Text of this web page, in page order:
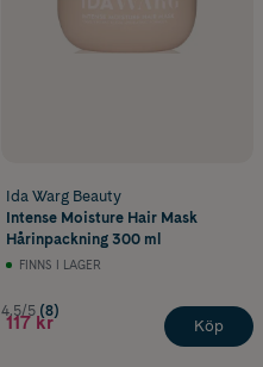
Ida Warg Beauty
Intense Moisture Hair Mask
Hårinpackning 300 ml
FINNS I LAGER
4.5/5 (8)
117 kr Köp